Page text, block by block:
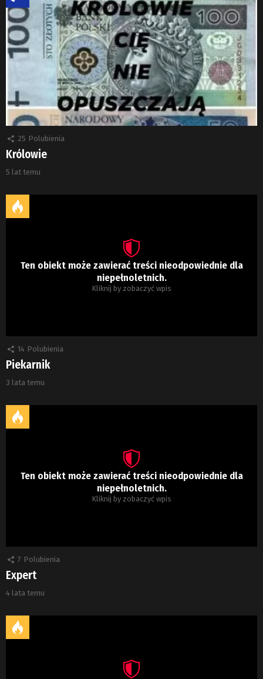
25 Polubienia
Królowie
5 lat temu
Ten obiekt może zawierać treści nieodpowiednie dla
niepełnoletnich.
Kliknij by zobaczyć wpis
14 Polubienia
Piekarnik
3 lata temu
Ten obiekt może zawierać treści nieodpowiednie dla
niepełnoletnich.
Kliknij by zobaczyć wpis
7 Polubienia
Expert
4 lata temu